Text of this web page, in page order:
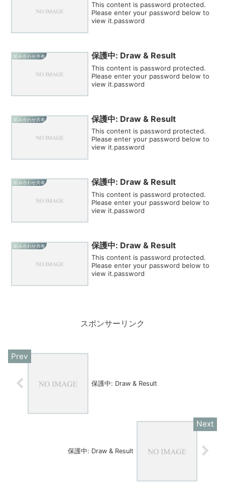
This content is password protected.
Please enter your password below to
view it.password
組み合わせ共有 保護中: Draw & Result
This content is password protected.
Please enter your password below to
view it.password
組み合わせ共有 保護中: Draw & Result
This content is password protected.
Please enter your password below to
view it.password
組み合わせ共有 保護中: Draw & Result
This content is password protected.
Please enter your password below to
view it.password
組み合わせ共有 保護中: Draw & Result
This content is password protected.
Please enter your password below to
view it.password
スポンサーリンク
保護中: Draw & Result
保護中: Draw & Result